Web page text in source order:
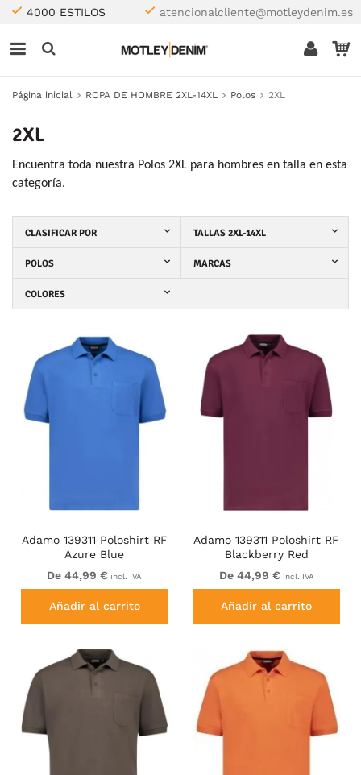
4000 ESTILOS atencionalcliente@motleydenim.es
Página inicial ROPA DE HOMBRE 2XL-14XL Polos 2XL
2XL
Encuentra toda nuestra Polos 2XL para hombres en talla en esta
categoría.
CLASIFICAR POR TALLAS 2XL-14XL
POLOS MARCAS
COLORES
Adamo 139311 Poloshirt RF
Azure Blue
De 44,99 € incl. IVA
Añadir al carrito
Adamo 139311 Poloshirt RF
Blackberry Red
De 44,99 € incl. IVA
Añadir al carrito